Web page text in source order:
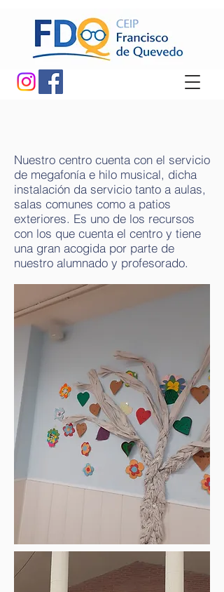
Nuestro centro cuenta con el servicio
de megafonía e hilo musical, dicha
instalación da servicio tanto a aulas,
salas comunes como a patios
exteriores. Es uno de los recursos
con los que cuenta el centro y tiene
una gran acogida por parte de
nuestro alumnado y profesorado.